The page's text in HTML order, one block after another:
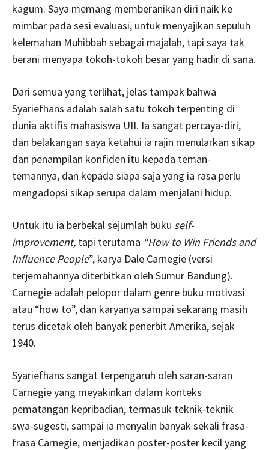
kagum. Saya memang memberanikan diri naik ke
mimbar pada sesi evaluasi, untuk menyajikan sepuluh
kelemahan Muhibbah sebagai majalah, tapi saya tak
berani menyapa tokoh-tokoh besar yang hadir di sana.
Dari semua yang terlihat, jelas tampak bahwa
Syariefhans adalah salah satu tokoh terpenting di
dunia aktifis mahasiswa UII. Ia sangat percaya-diri,
dan belakangan saya ketahui ia rajin menularkan sikap
dan penampilan konfiden itu kepada teman-
temannya, dan kepada siapa saja yang ia rasa perlu
mengadopsi sikap serupa dalam menjalani hidup.
Untuk itu ia berbekal sejumlah buku self-
improvement, tapi terutama “How to Win Friends and
Influence People”, karya Dale Carnegie (versi
terjemahannya diterbitkan oleh Sumur Bandung).
Carnegie adalah pelopor dalam genre buku motivasi
atau “how to”, dan karyanya sampai sekarang masih
terus dicetak oleh banyak penerbit Amerika, sejak
1940.
Syariefhans sangat terpengaruh oleh saran-saran
Carnegie yang meyakinkan dalam konteks
pematangan kepribadian, termasuk teknik-teknik
swa-sugesti, sampai ia menyalin banyak sekali frasa-
frasa Carnegie, menjadikan poster-poster kecil yang